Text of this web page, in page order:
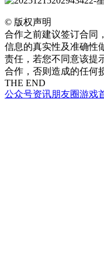
© 版权声明
合作之前建议签订合同
信息的真实性及准确性
责任，若您不同意该提
合作，否则造成的任何
THE END
公众号资讯朋友圈游戏